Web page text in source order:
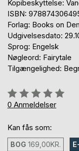
Kopibeskyttelse:
ISBN:
Forlag: Books on
Udgivelsesdato:
Sprog: Engelsk
Nøgleord: Fairytale
Tilgængelighed:
Anmeldelse::
0%
0 Anmeldelser
Kan fås som:
BOG 169,00KR.